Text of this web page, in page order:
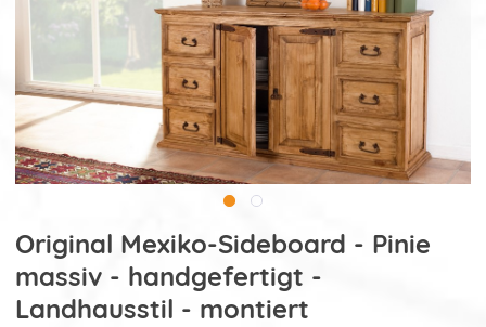
Original Mexiko-Sideboard - Pinie
massiv - handgefertigt -
Landhausstil - montiert